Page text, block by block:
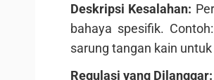
Deskripsi Kesalahan:
bahaya spesifik.
sarung tangan kain
Regulasi yang Dilanggar: